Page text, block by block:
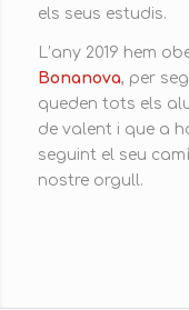
els seus estudis.
L’any 2019 hem
Bonanova, per
queden tots els
de valent i que a
seguint el seu
nostre orgull.